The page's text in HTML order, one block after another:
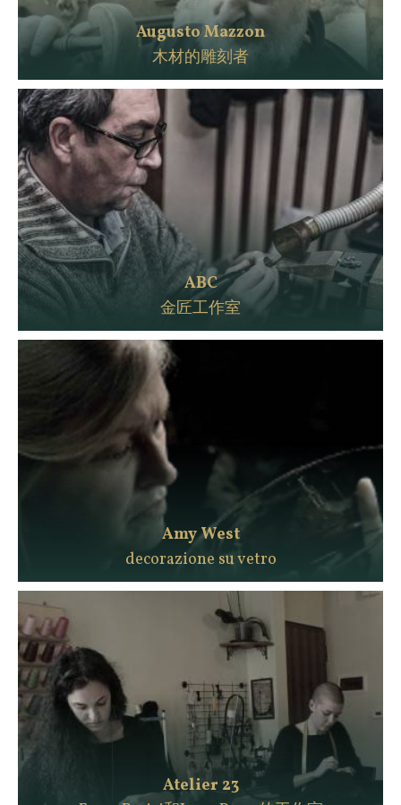
Augusto Mazzon
木材的雕刻者
ABC
金匠工作室
Amy West
decorazione su vetro
Atelier 23